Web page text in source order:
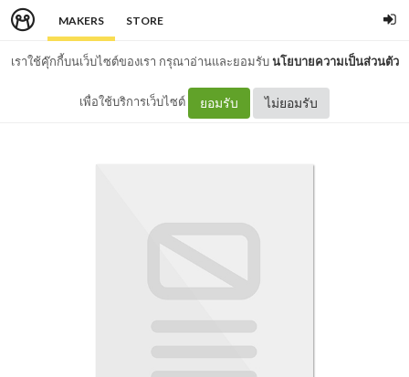
MAKERS STORE
เราใช้คุ๊กกี้บนเว็บไซต์ของเรา กรุณาอ่านและยอมรับนโยบายความเป็นส่วนตัว
เพื่อใช้บริการเว็บไซต์ ยอมรับ ไม่ยอมรับ